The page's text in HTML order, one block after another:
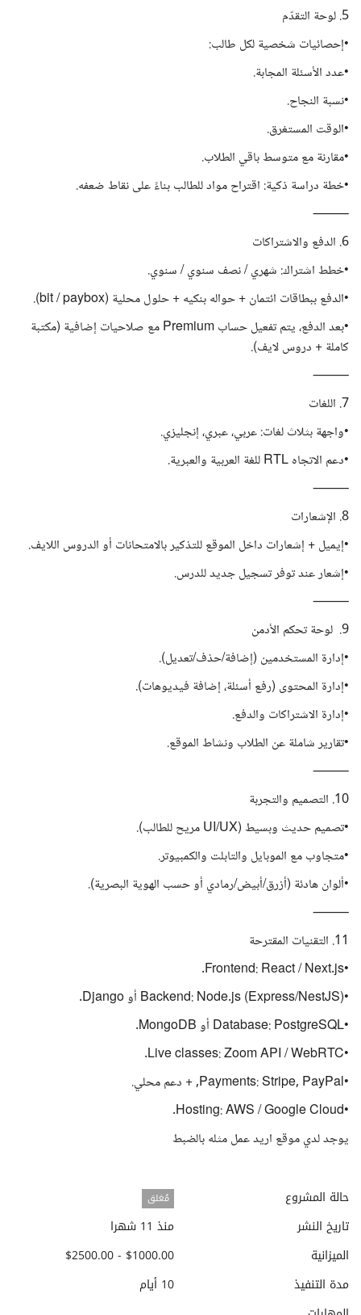
5. لوحة التقدّم
•إحصائيات شخصية لكل طالب:
•عدد الأسئلة المجابة.
•نسبة النجاح.
•الوقت المستغرق.
•مقارنة مع متوسط باقي الطلاب.
•خطة دراسة ذكية: اقتراح مواد للطالب بناءً على نقاط ضعفه.
⸻
6. الدفع والاشتراكات
•خطط اشتراك: شهري / نصف سنوي / سنوي.
•الدفع ببطاقات ائتمان + حواله بنكيه + حلول محلية (bit / paybox).
•بعد الدفع، يتم تفعيل حساب Premium مع صلاحيات إضافية (مكتبة
كاملة + دروس لايف).
⸻
7. اللغات
•واجهة بثلاث لغات: عربي، عبري، إنجليزي.
•دعم الاتجاه RTL للغة العربية والعبرية.
⸻
8. الإشعارات
•إيميل + إشعارات داخل الموقع للتذكير بالامتحانات أو الدروس اللايف.
•إشعار عند توفر تسجيل جديد للدرس.
⸻
9. ️ لوحة تحكم الأدمن
•إدارة المستخدمين (إضافة/حذف/تعديل).
•إدارة المحتوى (رفع أسئلة، إضافة فيديوهات).
•إدارة الاشتراكات والدفع.
•تقارير شاملة عن الطلاب ونشاط الموقع.
⸻
10. التصميم والتجربة
•تصميم حديث وبسيط (UI/UX مريح للطالب).
•متجاوب مع الموبايل والتابلت والكمبيوتر.
•ألوان هادئة (أزرق/أبيض/رمادي أو حسب الهوية البصرية).
⸻
11. التقنيات المقترحة
•Frontend: React / Next.js.
•Backend: Node.js (Express/NestJS) أو Django.
•Database: PostgreSQL أو MongoDB.
•Live classes: Zoom API / WebRTC.
•Payments: Stripe, PayPal, + دعم محلي.
•Hosting: AWS / Google Cloud.
يوجد لدي موقع اريد عمل مثله بالضبط
حالة المشروع مُغلق
تاريخ النشر
منذ 11 شهرا
الميزانية
$1000.00 - $2500.00
مدة التنفيذ
10 أيام